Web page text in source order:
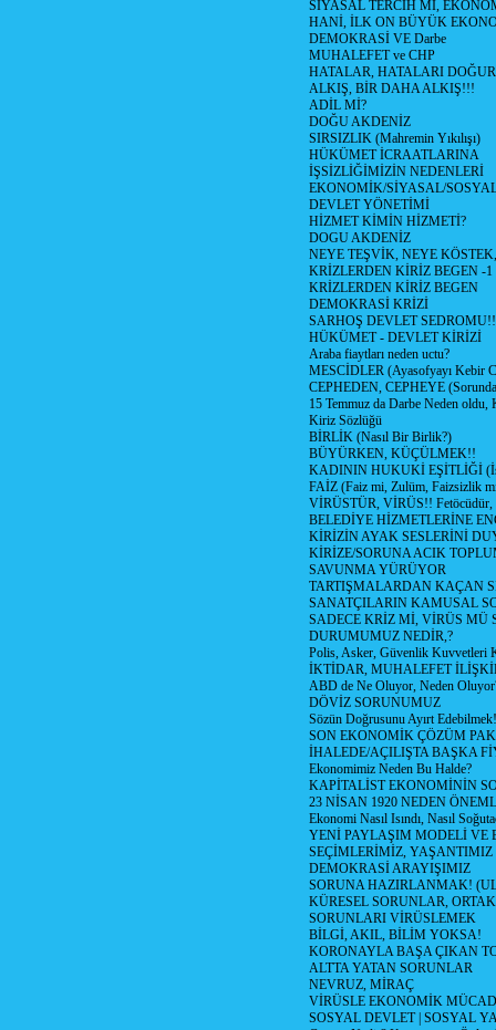
SİYASAL TERCİH Mİ,
HANİ, İLK ON BÜYÜK
DEMOKRASİ VE Darbe
MUHALEFET ve CHP
HATALAR, HATALARI
ALKIŞ, BİR DAHA ALKIŞ!!!
ADİL Mİ?
DOĞU AKDENİZ
SIRSIZLIK (Mahremin Yıkılışı)
HÜKÜMET İCRAATLARINA
İŞSİZLİĞİMİZİN NEDENLERİ
EKONOMİK/SİYASAL/
DEVLET YÖNETİMİ
HİZMET KİMİN HİZMETİ?
DOGU AKDENİZ
NEYE TEŞVİK, NEYE
KRİZLERDEN KİRİZ BEGEN -1
KRİZLERDEN KİRİZ BEGEN
DEMOKRASİ KRİZİ
SARHOŞ DEVLET SEDROMU!!
HÜKÜMET - DEVLET KİRİZİ
Araba fiaytları neden uctu?
MESCİDLER (Ayasofyayı Kebir
CEPHEDEN, CEPHEYE
15 Temmuz da Darbe Neden oldu,
Kiriz Sözlüğü
BİRLİK (Nasıl Bir Birlik?)
BÜYÜRKEN, KÜÇÜLMEK!!
KADININ HUKUKİ EŞİTLİĞİ
FAİZ (Faiz mi, Zulüm, Faizsizlik
VİRÜSTÜR, VİRÜS!! Fetöcüdür,
BELEDİYE HİZMETLERİNE
KİRİZİN AYAK SESLERİNİ
KİRİZE/SORUNA ACIK
SAVUNMA YÜRÜYOR
TARTIŞMALARDAN KAÇAN
SANATÇILARIN KAMUSAL
SADECE KRİZ Mİ, VİRÜS MÜ
DURUMUMUZ NEDİR,?
Polis, Asker, Güvenlik Kuvvetleri
İKTİDAR, MUHALEFET
ABD de Ne Oluyor, Neden
DÖVİZ SORUNUMUZ
Sözün Doğrusunu Ayırt Edebilmek!
SON EKONOMİK ÇÖZÜM
İHALEDE/AÇILIŞTA BAŞKA
Ekonomimiz Neden Bu Halde?
KAPİTALİST EKONOMİNİN
23 NİSAN 1920 NEDEN
Ekonomi Nasıl Isındı, Nasıl
YENİ PAYLAŞIM MODELİ VE
SEÇİMLERİMİZ, YAŞANTIMIZ
DEMOKRASİ ARAYIŞIMIZ
SORUNA HAZIRLANMAK!
KÜRESEL SORUNLAR,
SORUNLARI VİRÜSLEMEK
BİLGİ, AKIL, BİLİM YOKSA!
KORONAYLA BAŞA ÇIKAN
ALTTA YATAN SORUNLAR
NEVRUZ, MİRAÇ
VİRÜSLE EKONOMİK
SOSYAL DEVLET | SOSYAL